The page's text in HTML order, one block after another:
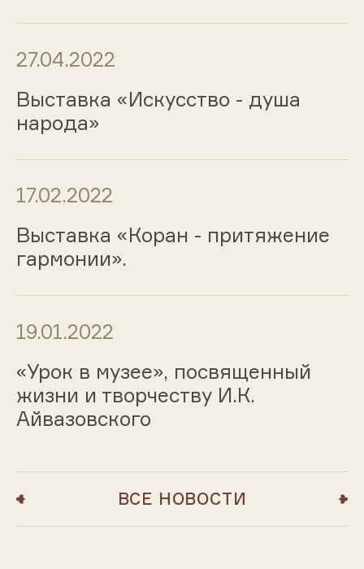
27.04.2022
Выставка «Искусство - душа
народа»
17.02.2022
Выставка «Коран - притяжение
гармонии».
19.01.2022
«Урок в музее», посвященный
жизни и творчеству И.К.
Айвазовского
ВСЕ НОВОСТИ